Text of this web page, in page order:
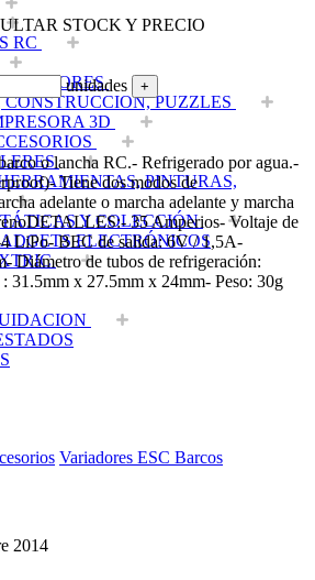
RC
CONSTRUCCION, PUZZLES
3D
PINTURAS,
Y COLECCIÓN
ELECTRÓNICOS
STOCK Y PRECIO
unidades +
o lancha RC.- Refrigerado por agua.-
Tiene dos modos de
adelante o marcha adelante y marcha
35 Amperios- Voltaje de
LiPo- BEC de salida: 6V / 1,5A-
Diámetro de tubos de refrigeración:
31.5mm x 27.5mm x 24mm- Peso: 30g
Variadores ESC Barcos
2014